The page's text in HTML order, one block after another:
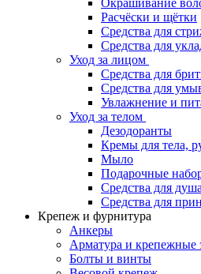
Расчёски и щётки
Средства для
Средства для
Уход за лицом
Средства для
Средства для
Увлажнение и
Уход за телом
Дезодоранты
Кремы для тела,
Мыло
Подарочные
Средства для душа
Средства для
Крепеж и фурнитура
Анкеры
Арматура и крепежные
Болты и винты